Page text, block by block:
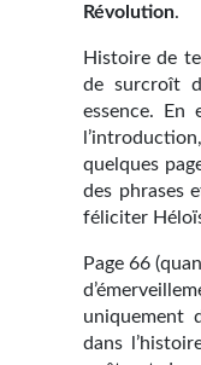
Révolution.
Histoire de
de surcroît
essence. En
quelques
des phrases
féliciter
Page 66
uniquement
dans